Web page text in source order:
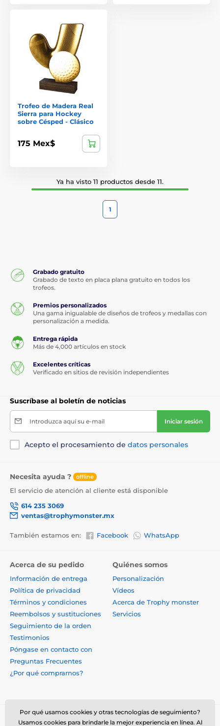
Trofeo de Madera Real
Sierra para Hockey
sobre Césped - Clásico
175 Mex$
Ya ha visto 11 productos desde 11.
1
Grabado gratuito
Grabado de texto en placa plana gratuito en todos los
trofeos.
Premios personalizados
Una gama inigualable de diseños de trofeos y medallas con
personalización a medida.
Entrega rápida
Más de 4,000 artículos en stock
Excelentes críticas
Verificado en sitios de revisión independientes
Suscríbase al boletín de noticias
Introduzca aquí su e-mail Iniciar sesión
Acepto el procesamiento de datos personales
Necesita ayuda ? offline
El servicio de atención al cliente está disponible
614 235 3069
ventas@trophymonster.mx
También estamos en: Facebook WhatsApp
Acerca de su pedido
Información de entrega
Política de privacidad
Términos y condiciones
Reembolsos y sustituciones
Seguimiento de la orden
Testimonios
Póngase en contacto con
Preguntas Frecuentes
¿Por qué comprarnos?
Quiénes somos
Personalización
Vídeos
Acerca de Trophy monster
Servicios
Por qué usamos cookies y otras tecnologías de seguimiento?
Usamos cookies para brindarle la mejor experiencia en línea. Al